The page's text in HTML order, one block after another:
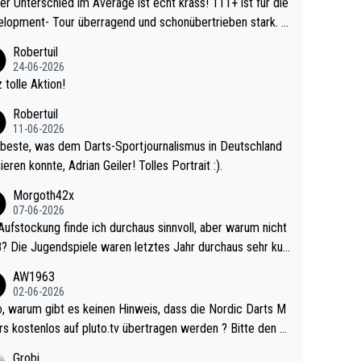
Tour überragend und schonübertrieben stark. U
Da gewinnst keinen Blumentopf - ist ja n
eines Kreisligisten vs einem Bu
Robertuil
24-06-2026
tolle Aktion!
Robertuil
11-06-2026
was dem Darts-Sportjournalismus in Deutschland
konnte, Adrian Geiler! Tolles Portrait :).
Morgoth42x
07-06-2026
finde ich durchaus sinnvoll, aber warum nicht
sehr kur
Somit ändert die automatische Qualifikation des Weltm
nichts. Ich denke sie wollen damit für nächste
AW1963
02-06-2026
M
kostenlos auf pluto.tv übertragen werden ? Bitte den A